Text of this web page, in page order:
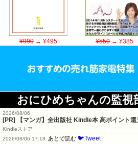
¥990→ ¥495 ¥550→ ¥385
おにひめちゃんの監視
2026/08/06
[PR] 【マンガ】全出版社 Kindle本 高ポイント
Kindleストア
2026/08/06 17:18
あとで読む 🐦Tweet